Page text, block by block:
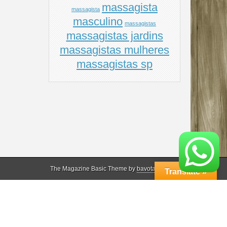
massagista massagista
masculino massagistas
massagistas jardins
massagistas mulheres
massagistas sp
The Magazine Basic Theme bybavotasan.com.
Translate »